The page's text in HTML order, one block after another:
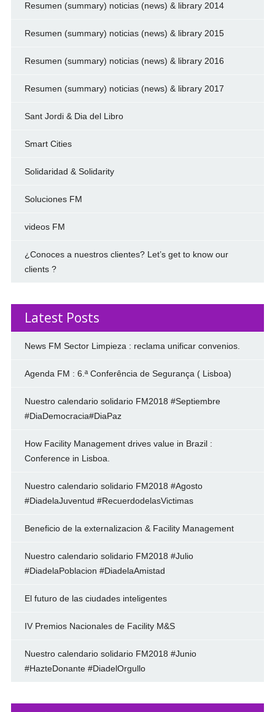
Resumen (summary) noticias (news) & library 2014
Resumen (summary) noticias (news) & library 2015
Resumen (summary) noticias (news) & library 2016
Resumen (summary) noticias (news) & library 2017
Sant Jordi & Dia del Libro
Smart Cities
Solidaridad & Solidarity
Soluciones FM
videos FM
¿Conoces a nuestros clientes? Let’s get to know our
clients ?
Latest Posts
News FM Sector Limpieza : reclama unificar convenios.
Agenda FM : 6.ª Conferência de Segurança ( Lisboa)
Nuestro calendario solidario FM2018 #Septiembre
#DiaDemocracia#DiaPaz
How Facility Management drives value in Brazil :
Conference in Lisboa.
Nuestro calendario solidario FM2018 #Agosto
#DiadelaJuventud #RecuerdodelasVictimas
Beneficio de la externalizacion & Facility Management
Nuestro calendario solidario FM2018 #Julio
#DiadelaPoblacion #DiadelaAmistad
El futuro de las ciudades inteligentes
IV Premios Nacionales de Facility M&S
Nuestro calendario solidario FM2018 #Junio
#HazteDonante #DiadelOrgullo